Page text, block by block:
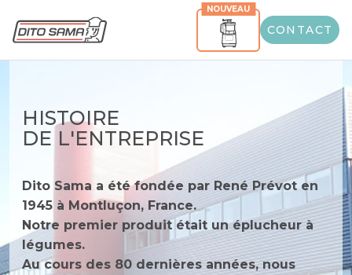
NOUVEAU
CONTACT
HISTOIRE
DE L'ENTREPRISE
Dito Sama a été fondée par René Prévot en
1945 à Montluçon, France.
Notre premier produit était un éplucheur à
légumes.
Au cours des 80 dernières années, nous